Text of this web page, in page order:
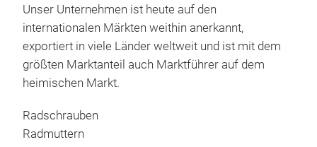
Unser Unternehmen ist heute auf den
internationalen Märkten weithin anerkannt,
exportiert in viele Länder weltweit und ist mit dem
größten Marktanteil auch Marktführer auf dem
heimischen Markt.
Radschrauben
Radmuttern